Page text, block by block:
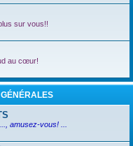
sur vous!!
au cœur!
amusez-vous! ...